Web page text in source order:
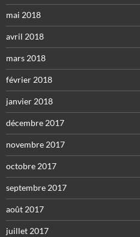
mai 2018
avril 2018
mars 2018
février 2018
janvier 2018
décembre 2017
novembre 2017
octobre 2017
septembre 2017
août 2017
juillet 2017